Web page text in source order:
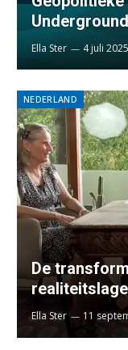
Ella Ster 4 juli 2025
NEDERLAND
De
Ella Ster 11